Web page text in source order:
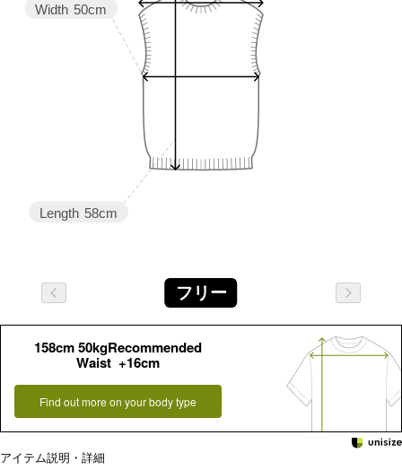
Length 58cm
Width 50cm
フリー
158cm 50kgRecommended
Waist +16cm
Find out more on your body type
アイテム説明・詳細